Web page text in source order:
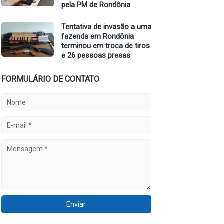
pela PM de Rondônia
Tentativa de invasão a uma
fazenda em Rondônia
terminou em troca de tiros
e 26 pessoas presas
FORMULÁRIO DE CONTATO